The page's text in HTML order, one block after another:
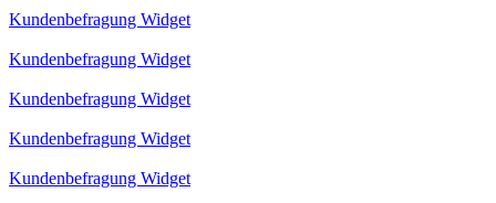
Kundenbefragung Widget
Kundenbefragung Widget
Kundenbefragung Widget
Kundenbefragung Widget
Kundenbefragung Widget